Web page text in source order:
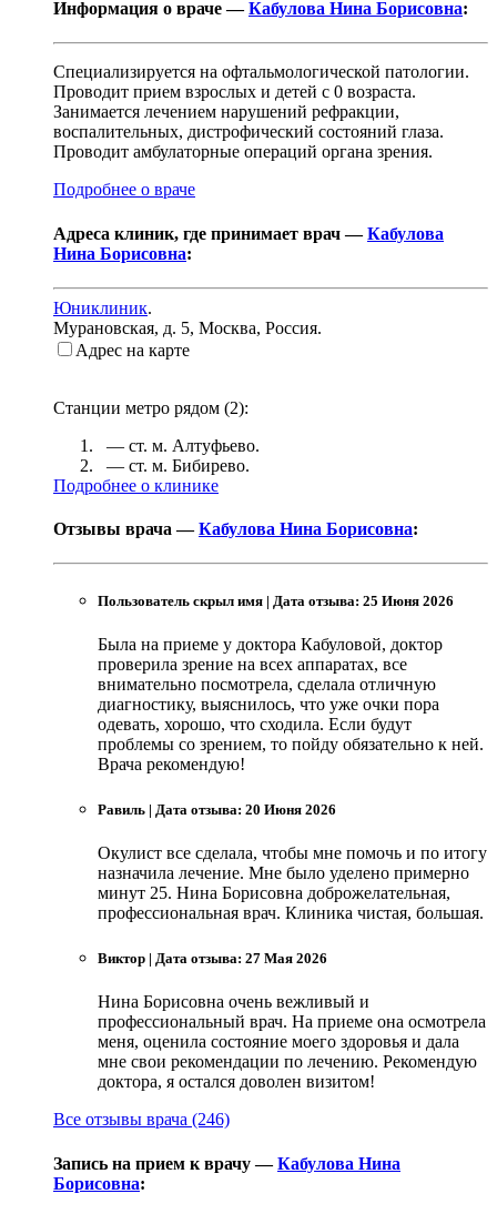
Информация о враче —Кабулова Нина Борисовна:
Специализируется на офтальмологической патологии.
Проводит прием взрослых и детей с 0 возраста.
Занимается лечением нарушений рефракции,
воспалительных, дистрофический состояний глаза.
Проводит амбулаторные операций органа зрения.
Подробнее о враче
Адреса клиник, где принимает врач —Кабулова
Нина Борисовна:
Юниклиник.
Мурановская, д. 5, Москва, Россия.
Адрес на карте
Станции метро рядом (2):
— ст. м. Алтуфьево.
— ст. м. Бибирево.
Подробнее о клинике
Отзывы врача —Кабулова Нина Борисовна:
Пользователь скрыл имя | Дата отзыва: 25 Июня 2026
Была на приеме у доктора Кабуловой, доктор
проверила зрение на всех аппаратах, все
внимательно посмотрела, сделала отличную
диагностику, выяснилось, что уже очки пора
одевать, хорошо, что сходила. Если будут
проблемы со зрением, то пойду обязательно к ней.
Врача рекомендую!
Равиль | Дата отзыва: 20 Июня 2026
Окулист все сделала, чтобы мне помочь и по итогу
назначила лечение. Мне было уделено примерно
минут 25. Нина Борисовна доброжелательная,
профессиональная врач. Клиника чистая, большая.
Виктор | Дата отзыва: 27 Мая 2026
Нина Борисовна очень вежливый и
профессиональный врач. На приеме она осмотрела
меня, оценила состояние моего здоровья и дала
мне свои рекомендации по лечению. Рекомендую
доктора, я остался доволен визитом!
Все отзывы врача (246)
Запись на прием к врачу —Кабулова Нина
Борисовна: